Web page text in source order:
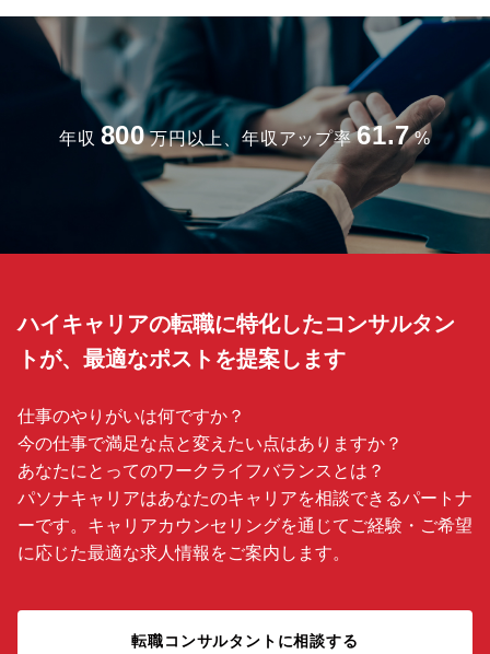
年収 800 万円以上、年収アップ率 61.7 %
ハイキャリアの転職に特化したコンサルタン
トが、最適なポストを提案します
仕事のやりがいは何ですか？
今の仕事で満足な点と変えたい点はありますか？
あなたにとってのワークライフバランスとは？
パソナキャリアはあなたのキャリアを相談できるパートナ
ーです。キャリアカウンセリングを通じてご経験・ご希望
に応じた最適な求人情報をご案内します。
転職コンサルタントに相談する